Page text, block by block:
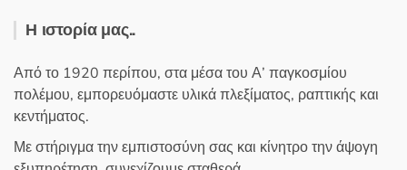
Η ιστορία μας..
Από το 1920 περίπου, στα μέσα του Α’ παγκοσμίου
πολέμου, εμπορευόμαστε υλικά πλεξίματος, ραπτικής και
κεντήματος.
Με στήριγμα την εμπιστοσύνη σας και κίνητρο την άψογη